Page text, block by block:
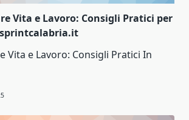
Vita e Lavoro: Consigli Pratici per
Vita e Lavoro: Consigli Pratici In